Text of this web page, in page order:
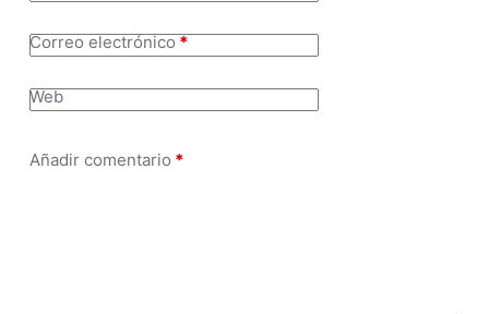
Correo electrónico *
Web
Añadir comentario *